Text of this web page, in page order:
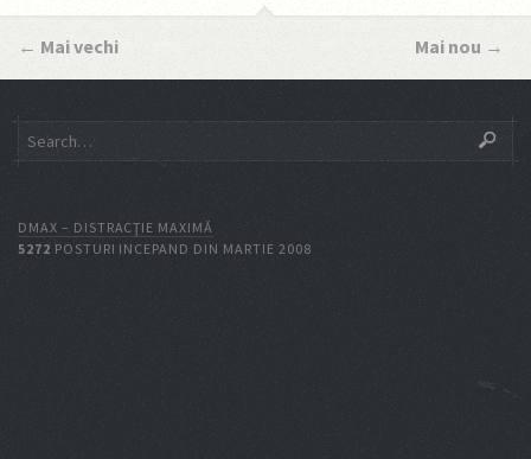
← Mai vechi Mai nou →
DMAX – DISTRACŢIE MAXIMĂ
5272 POSTURI INCEPAND DIN MARTIE 2008